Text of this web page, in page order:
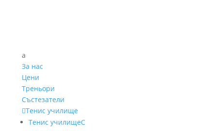
a
За нас
Цени
Треньори
Състезатели
Тенис училище
Тенис училищеC